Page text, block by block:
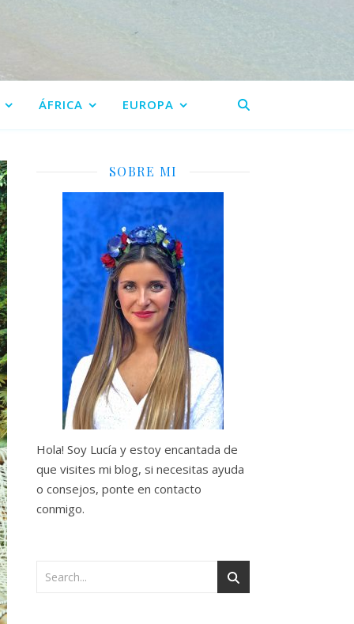
ÁFRICA EUROPA
SOBRE MI
Hola! Soy Lucía y estoy encantada de
que visites mi blog, si necesitas ayuda
o consejos, ponte en contacto
conmigo.